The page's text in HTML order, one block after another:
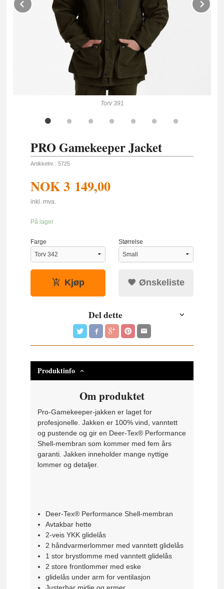
Torv 391
Prev
PRO Gamekeeper Jacket
Artikkelnr.: 5725
NOK3 149,00
inkl. mva.
På lager
Farge Størrelse
Kjøp Ønskeliste
Del dette
Produktinfo
Om produktet
Pro-Gamekeeper-jakken er laget for
profesjonelle. Jakken er 100% vind, vanntett
og pustende og gir en Deer-Tex® Performance
Shell-membran som kommer med fem års
garanti. Jakken inneholder mange nyttige
lommer og detaljer.
Deer-Tex® Performance Shell-membran
Avtakbar hette
2-veis YKK glidelås
2 håndvarmerlommer med vanntett glidelås
1 stor brystlomme med vanntett glidelås
2 store frontlommer med eske
glidelås under arm for ventilasjon
Justerbar midje og ermer